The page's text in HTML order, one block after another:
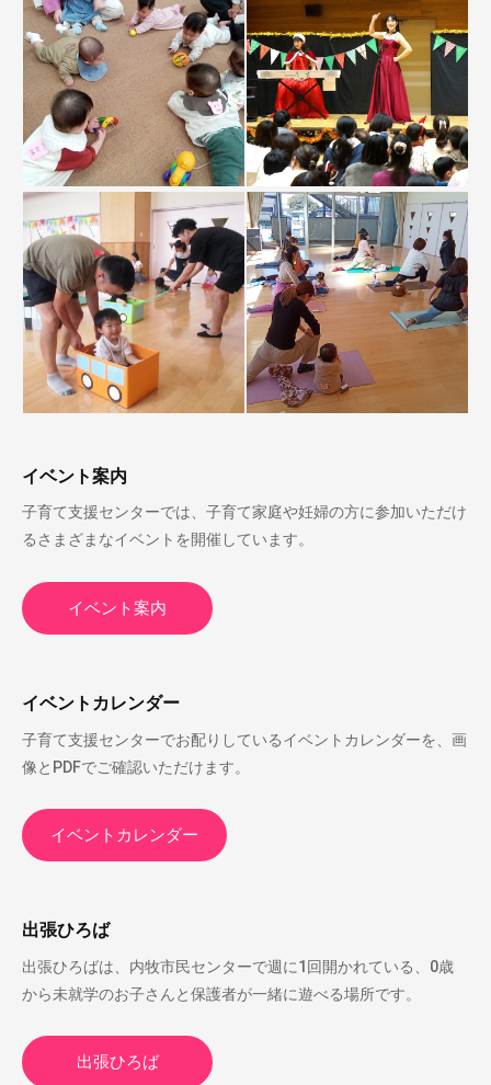
イベント案内
子育て支援センターでは、子育て家庭や妊婦の方に参加いただけ
るさまざまなイベントを開催しています。
イベント案内
イベントカレンダー
子育て支援センターでお配りしているイベントカレンダーを、画
像とPDFでご確認いただけます。
イベントカレンダー
出張ひろば
出張ひろばは、内牧市民センターで週に1回開かれている、0歳
から未就学のお子さんと保護者が一緒に遊べる場所です。
出張ひろば